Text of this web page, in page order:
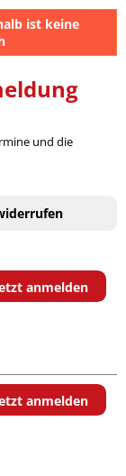
ist keine
und die
anmelden
anmelden